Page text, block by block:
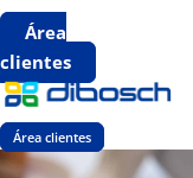
Área
clientes
Área clientes